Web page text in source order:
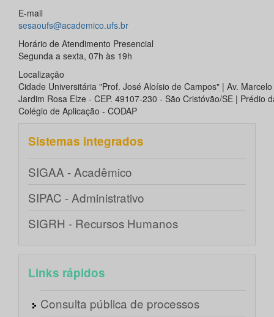
E-mail
sesaoufs@academico.ufs.br
Horário de Atendimento Presencial
Segunda a sexta, 07h às 19h
Localização
Cidade Universitária "Prof. José Aloísio de Campos" | Av.
Jardim Rosa Elze - CEP. 49107-230 - São Cristóvão/SE | Prédio
Colégio de Aplicação - CODAP
Sistemas integrados
SIGAA - Acadêmico
SIPAC - Administrativo
SIGRH - Recursos Humanos
Links rápidos
Consulta pública de processos